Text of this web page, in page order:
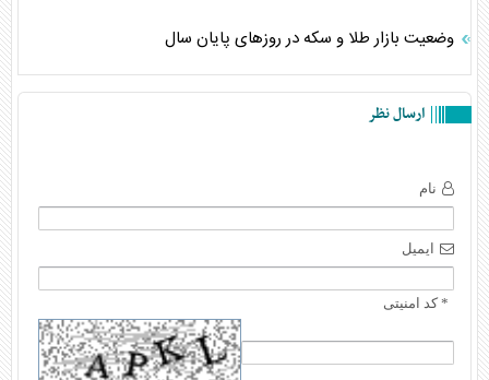
وضعیت بازار طلا و سکه در روز‌های پایان سال
ارسال نظر
نام
ایمیل
* کد امنیتی